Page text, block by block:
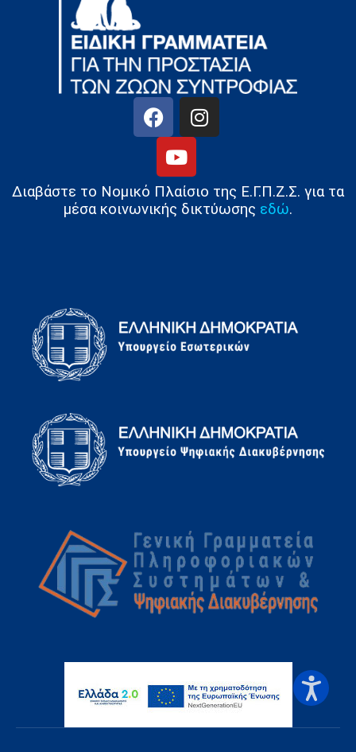
Διαβάστε το Νομικό Πλαίσιο της Ε.Γ.Π.Ζ.Σ. για τα
μέσα κοινωνικής δικτύωσης εδώ.